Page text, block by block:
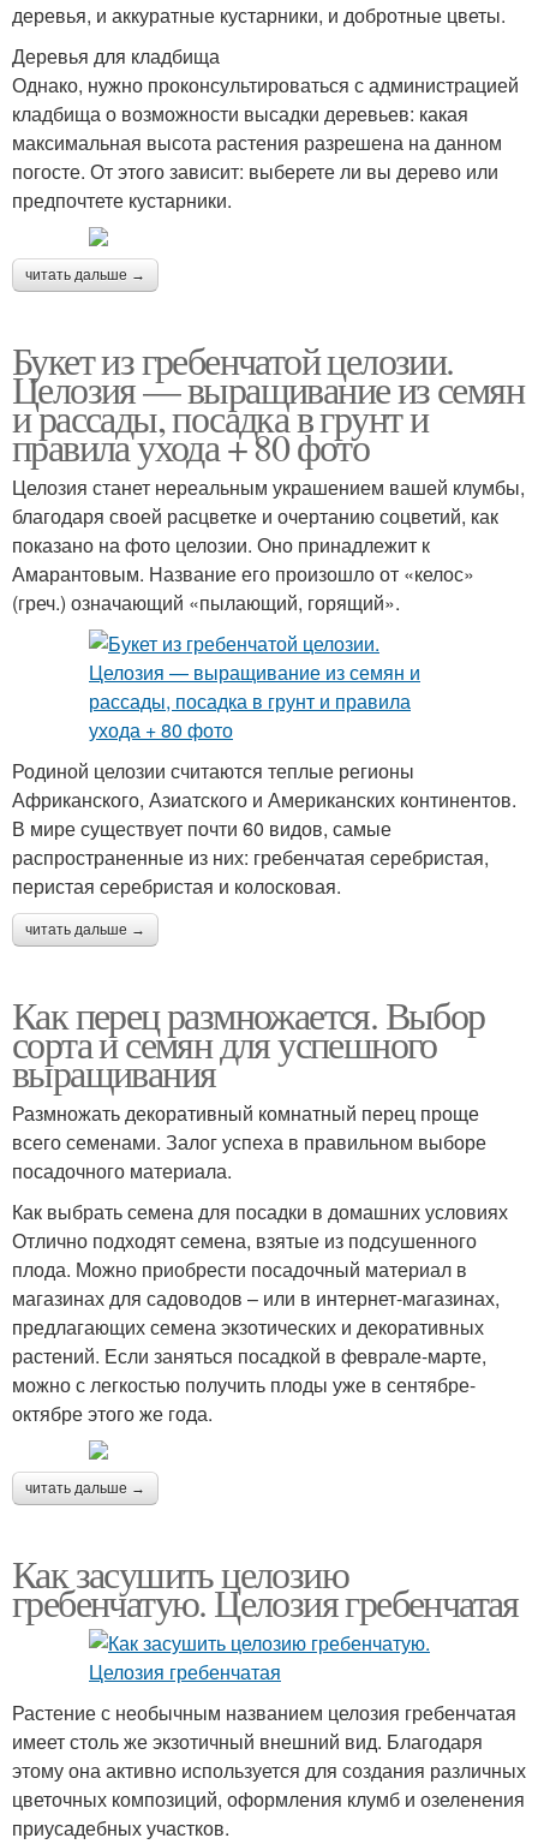
деревья, и аккуратные кустарники, и добротные цветы.
Деревья для кладбища
Однако, нужно проконсультироваться с администрацией
кладбища о возможности высадки деревьев: какая
максимальная высота растения разрешена на данном
погосте. От этого зависит: выберете ли вы дерево или
предпочтете кустарники.
читать дальше →
Букет из гребенчатой целозии.
Целозия — выращивание из семян
и рассады, посадка в грунт и
правила ухода + 80 фото
Целозия станет нереальным украшением вашей клумбы,
благодаря своей расцветке и очертанию соцветий, как
показано на фото целозии. Оно принадлежит к
Амарантовым. Название его произошло от «келос»
(греч.) означающий «пылающий, горящий».
Родиной целозии считаются теплые регионы
Африканского, Азиатского и Американских континентов.
В мире существует почти 60 видов, самые
распространенные из них: гребенчатая серебристая,
перистая серебристая и колосковая.
читать дальше →
Как перец размножается. Выбор
сорта и семян для успешного
выращивания
Размножать декоративный комнатный перец проще
всего семенами. Залог успеха в правильном выборе
посадочного материала.
Как выбрать семена для посадки в домашних условиях
Отлично подходят семена, взятые из подсушенного
плода. Можно приобрести посадочный материал в
магазинах для садоводов – или в интернет-магазинах,
предлагающих семена экзотических и декоративных
растений. Если заняться посадкой в феврале-марте,
можно с легкостью получить плоды уже в сентябре-
октябре этого же года.
читать дальше →
Как засушить целозию
гребенчатую. Целозия гребенчатая
Растение с необычным названием целозия гребенчатая
имеет столь же экзотичный внешний вид. Благодаря
этому она активно используется для создания различных
цветочных композиций, оформления клумб и озеленения
приусадебных участков.